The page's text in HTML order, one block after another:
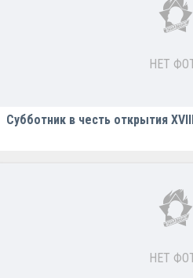
НЕТ
Субботник в честь открытия
НЕТ